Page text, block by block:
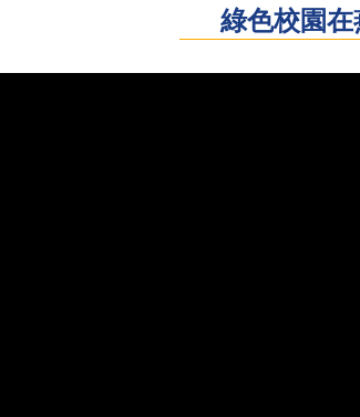
綠色校園